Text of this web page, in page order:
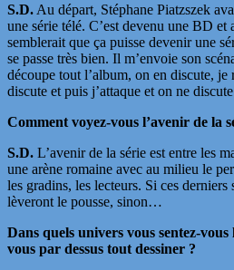
S.D. Au départ, Stéphane Piatzszek
une série télé. C’est devenu une BD
semblerait que ça puisse devenir une
se passe très bien. Il m’envoie son
découpe tout l’album, on en discute, je
discute et puis j’attaque et on ne
Comment voyez-vous l’avenir de la
S.D. L’avenir de la série est entre les
une arène romaine avec au milieu le
les gradins, les lecteurs. Si ces
lèveront le pousse, sinon…
Dans quels univers vous sentez-vous
vous par dessus tout dessiner ?